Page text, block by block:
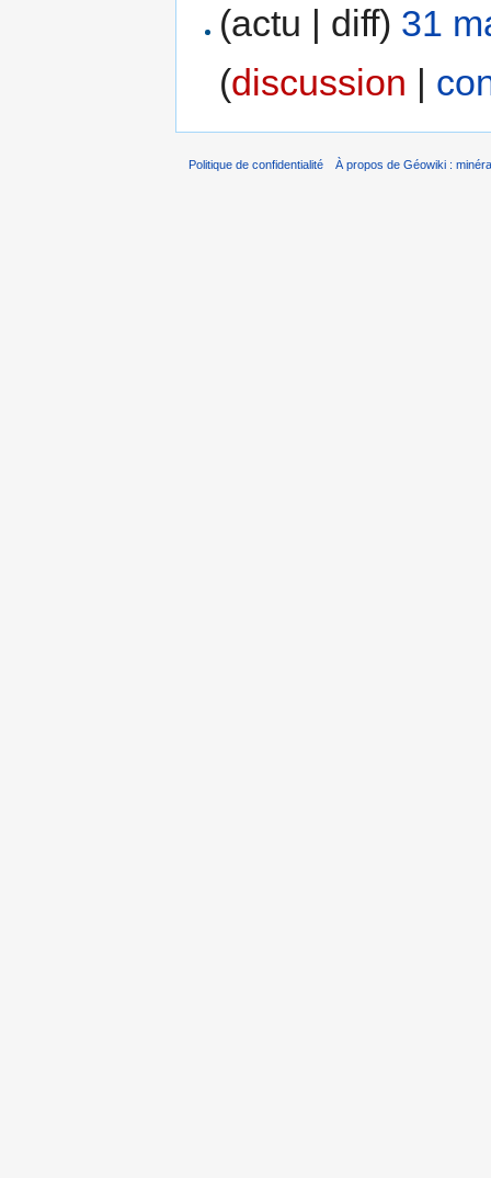
(actu | diff) 31
(discussion |
Politique de confidentialité À propos de Géowiki :